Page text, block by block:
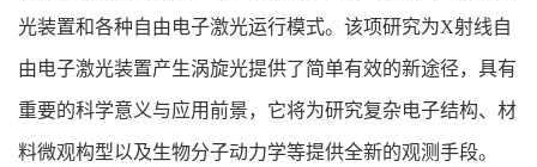
光装置和各种自由电子激光运行模式。该项研究为X射线自
由电子激光装置产生涡旋光提供了简单有效的新途径，具有
重要的科学意义与应用前景，它将为研究复杂电子结构、材
料微观构型以及生物分子动力学等提供全新的观测手段。